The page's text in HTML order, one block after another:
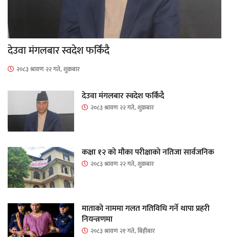
देउवा मंगलबार स्वदेश फर्किंदै
२०८३ श्रावण २२ गते, शुक्रबार
देउवा मंगलबार स्वदेश फर्किंदै
२०८३ श्रावण २२ गते, शुक्रबार
कक्षा १२ को मौका परीक्षाको नतिजा सार्वजनिक
२०८३ श्रावण २२ गते, शुक्रबार
माताकाे नाममा गलत गतिविधि गर्ने थापा प्रहरी
नियन्त्रणमा
२०८३ श्रावण २१ गते, बिहीबार